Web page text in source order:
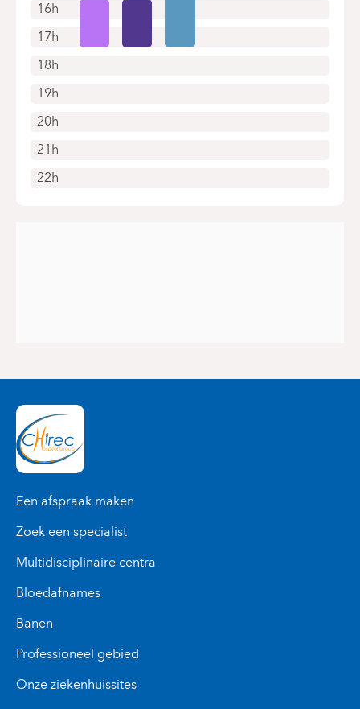
16h
17h
18h
19h
20h
21h
22h
Een afspraak maken
Zoek een specialist
Multidisciplinaire centra
Bloedafnames
Banen
Professioneel gebied
Onze ziekenhuissites